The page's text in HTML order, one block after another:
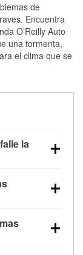
de
Encuentra
O’Reilly Auto
una tormenta,
el clima que se
la
la mitad de
lo que
la nieve